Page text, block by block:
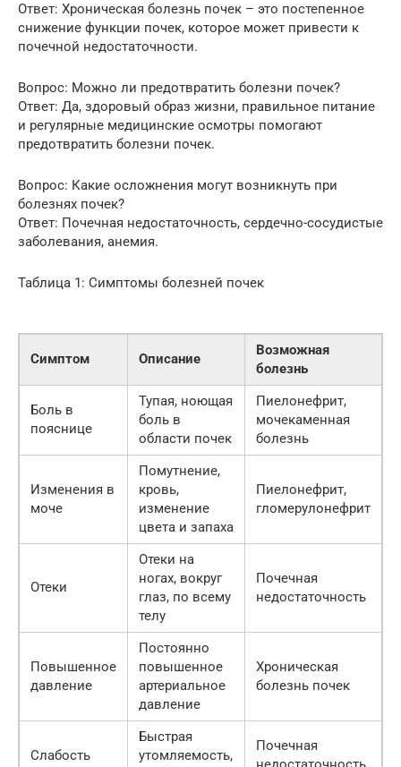
Ответ: Хроническая болезнь почек – это постепенное
снижение функции почек, которое может привести к
почечной недостаточности.
Вопрос: Можно ли предотвратить болезни почек?
Ответ: Да, здоровый образ жизни, правильное питание
и регулярные медицинские осмотры помогают
предотвратить болезни почек.
Вопрос: Какие осложнения могут возникнуть при
болезнях почек?
Ответ: Почечная недостаточность, сердечно-сосудистые
заболевания, анемия.
Таблица 1: Симптомы болезней почек
Симптом Описание
Возможная
болезнь
Боль в
пояснице
Тупая, ноющая
боль в
области почек
Пиелонефрит,
мочекаменная
болезнь
Изменения в
моче
Помутнение,
кровь,
изменение
цвета и запаха
Пиелонефрит,
гломерулонефрит
Отеки
Отеки на
ногах, вокруг
глаз, по всему
телу
Почечная
недостаточность
Повышенное
давление
Постоянно
повышенное
артериальное
давление
Хроническая
болезнь почек
Слабость
Быстрая
утомляемость,
Почечная